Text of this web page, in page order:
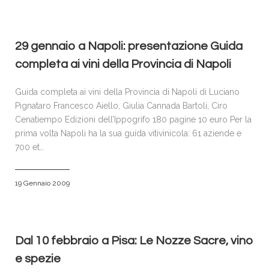
29 gennaio a Napoli: presentazione Guida
completa ai vini della Provincia di Napoli
Guida completa ai vini della Provincia di Napoli di Luciano
Pignataro Francesco Aiello, Giulia Cannada Bartoli, Ciro
Cenatiempo Edizioni dell’Ippogrifo 180 pagine 10 euro Per la
prima volta Napoli ha la sua guida vitivinicola: 61 aziende e
700 et…
19 Gennaio 2009
Dal 10 febbraio a Pisa: Le Nozze Sacre, vino
e spezie